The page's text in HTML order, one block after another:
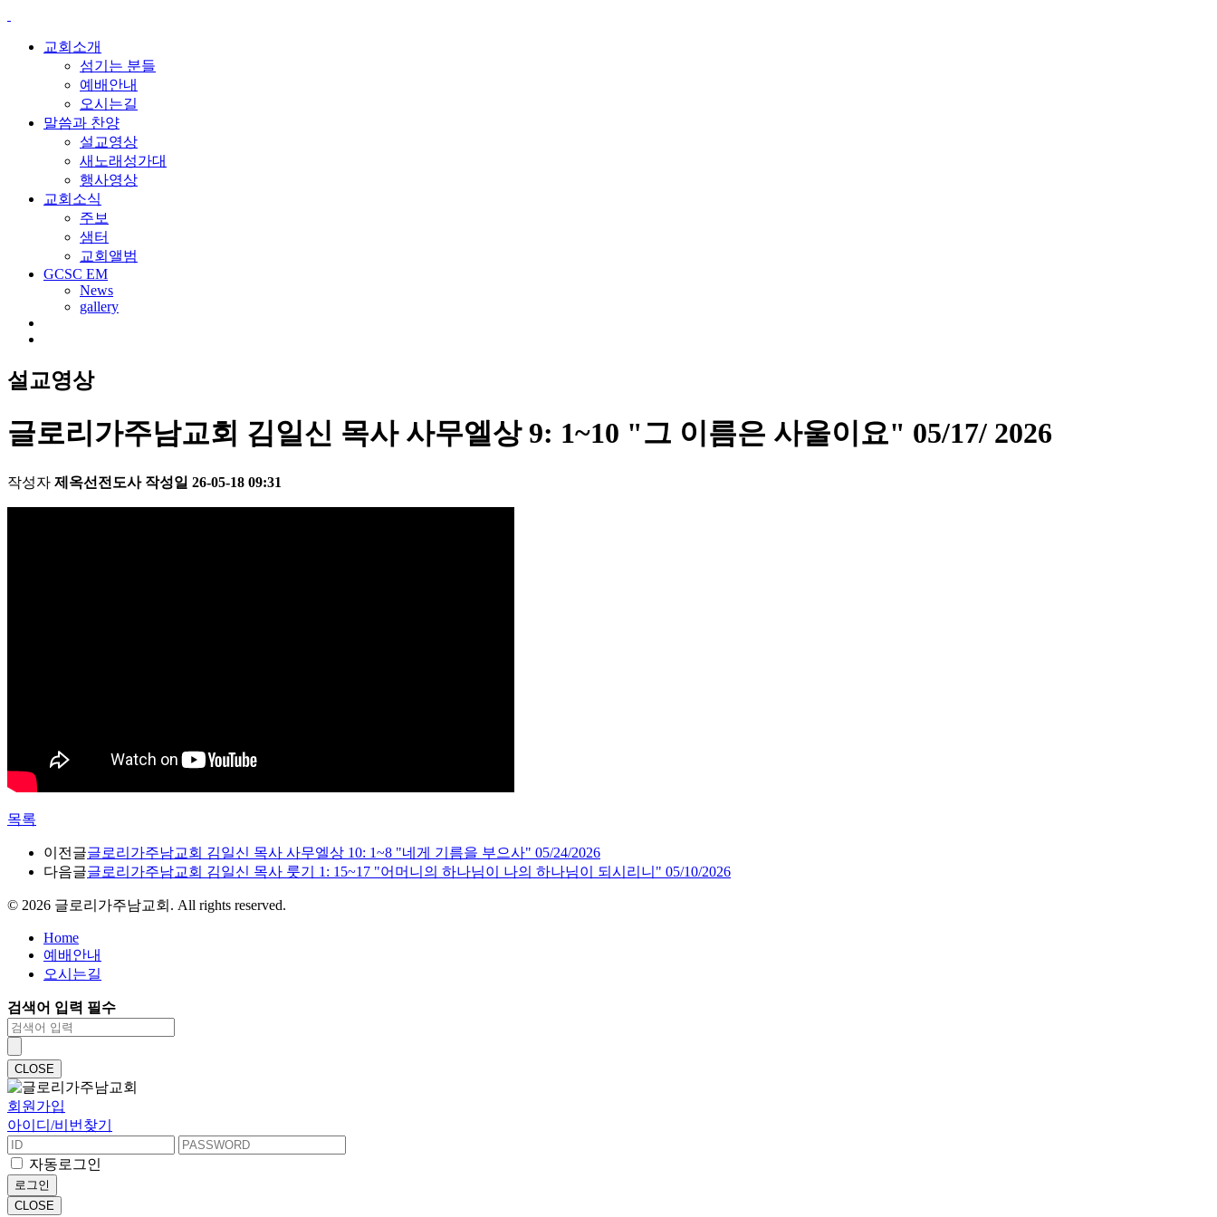
교회소개
섬기는 분들
예배안내
오시는길
말씀과 찬양
설교영상
새노래성가대
행사영상
교회소식
주보
샘터
교회앨범
GCSC EM
News
gallery
설교영상
글로리가주남교회 김일신 목사 사무엘상 9: 1~10 "그 이름은 사울이요" 05/17/ 2026
작성자 제옥선전도사 작성일 26-05-18 09:31
목록
이전글글로리가주남교회 김일신 목사 사무엘상 10: 1~8 "네게 기름을 부으사" 05/24/2026
다음글글로리가주남교회 김일신 목사 룻기 1: 15~17 "어머니의 하나님이 나의 하나님이 되시리니" 05/10/2026
© 2026 글로리가주남교회. All rights reserved.
Home
예배안내
오시는길
검색어 입력 필수
CLOSE
회원가입
아이디/비번찾기
자동로그인
로그인
CLOSE